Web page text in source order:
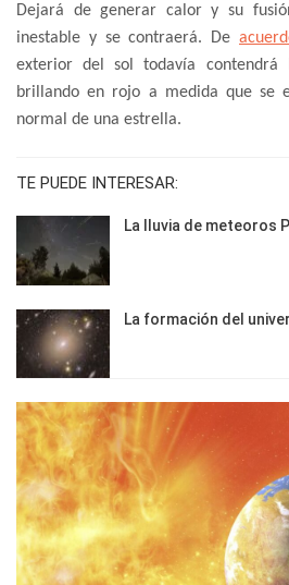
Dejará de generar calor y su
inestable y se contraerá. De
exterior del sol todavía contendrá
brillando en rojo a medida que se
normal de una estrella.
TE PUEDE INTERESAR:
La lluvia de meteoros
La formación del